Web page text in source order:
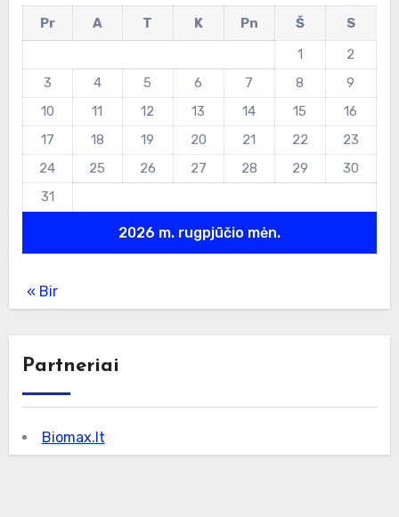
2026 m. rugpjūčio mėn.
Pr A T K Pn Š
S
1
2
3
4 5 6 7 8
9
10
11 12 13 14 15
16
17
18 19 20 21 22
23
24
25 26 27 28 29
30
31
« Bir
Partneriai
Biomax.lt